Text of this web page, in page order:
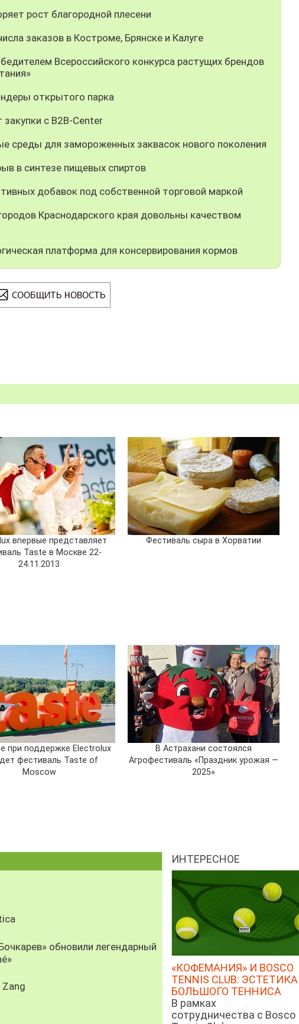
рост благородной плесени
заказов в Костроме, Брянске и Калуге
Всероссийского конкурса растущих брендов
открытого парка
с B2B-Center
для замороженных заквасок нового поколения
в синтезе пищевых спиртов
добавок под собственной торговой маркой
Краснодарского края довольны качеством
платформа для консервирования кормов
впервые представляет
Taste в Москве 22-
24.11.2013
Фестиваль сыра в Хорватии
при поддержке Electrolux
фестиваль Taste of
Moscow
В Астрахани состоялся
Агрофестиваль «Праздник урожая —
2025»
обновили легендарный
ИНТЕРЕСНОЕ
«КОФЕМАНИЯ» И BOSCO
TENNIS CLUB: ЭСТЕТИКА
БОЛЬШОГО ТЕННИСА
В рамках
сотрудничества с Bosco